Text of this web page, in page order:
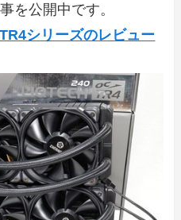
を公開中です。
シリーズのレビュー